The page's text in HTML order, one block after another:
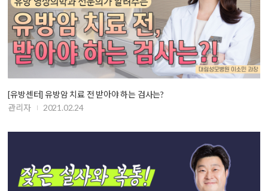
[유방센터] 유방암 치료 전 받아야 하는 검사는?
관리자
2021.02.24